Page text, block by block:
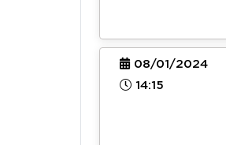
08/01/2024
14:15